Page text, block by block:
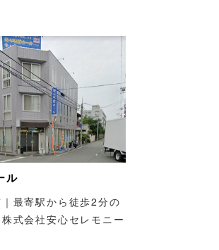
ル
最寄駅から徒歩2分の
式会社安心セレモニー